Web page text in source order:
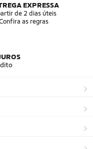
EXPRESSA
de 2 dias úteis
as regras